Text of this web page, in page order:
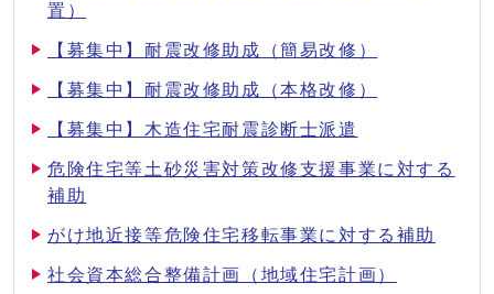
置）
【募集中】耐震改修助成（簡易改修）
【募集中】耐震改修助成（本格改修）
【募集中】木造住宅耐震診断士派遣
危険住宅等土砂災害対策改修支援事業に対する
補助
がけ地近接等危険住宅移転事業に対する補助
社会資本総合整備計画（地域住宅計画）